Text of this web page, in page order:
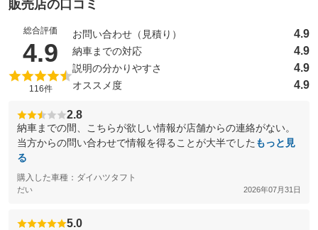
販売店の口コミ
総合評価
4.9 （5点満点中）
116件
お問い合わせ（見積り） 4.9
納車までの対応 4.9
説明の分かりやすさ 4.9
オススメ度 4.9
2.8
納車までの間、こちらが欲しい情報が店舗からの連絡がない。
当方からの問い合わせで情報を得ることが大半でした もっと見
る
購入した車種：ダイハツタフト
だい 2026年07月31日
5.0